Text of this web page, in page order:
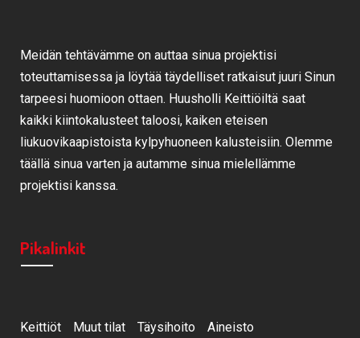
Meidän tehtävämme on auttaa sinua projektisi
toteuttamisessa ja löytää täydelliset ratkaisut juuri Sinun
tarpeesi huomioon ottaen. Huusholli Keittiöiltä saat
kaikki kiintokalusteet taloosi, kaiken eteisen
liukuovikaapistoista kylpyhuoneen kalusteisiin. Olemme
täällä sinua varten ja autamme sinua mielellämme
projektisi kanssa.
Pikalinkit
Keittiöt Muut tilat Täysihoito Aineisto